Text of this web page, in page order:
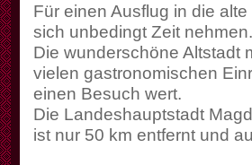
Für einen Ausflug in die
sich unbedingt Zeit nehmen.
Die wunderschöne Altstadt
vielen gastronomischen
einen Besuch wert.
Die Landeshauptstadt
ist nur 50 km entfernt und